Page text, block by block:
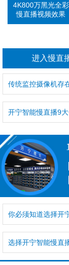
4K800万黑光全彩
慢直播视频效果
进入慢直
传统监控摄像机存
开宁智能慢直播9大
你必须知道选择开
选择开宁智能慢直